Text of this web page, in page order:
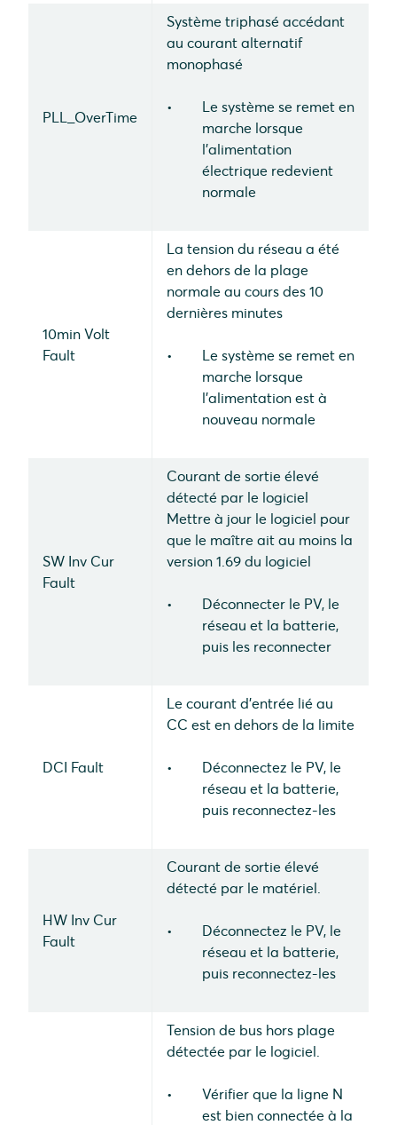
PLL_OverTime
Système triphasé accédant
au courant alternatif
monophasé
Le système se remet en
marche lorsque
l'alimentation
électrique redevient
normale
10min Volt
Fault
La tension du réseau a été
en dehors de la plage
normale au cours des 10
dernières minutes
Le système se remet en
marche lorsque
l'alimentation est à
nouveau normale
SW Inv Cur
Fault
Courant de sortie élevé
détecté par le logiciel
Mettre à jour le logiciel pour
que le maître ait au moins la
version 1.69 du logiciel
Déconnecter le PV, le
réseau et la batterie,
puis les reconnecter
DCI Fault
Le courant d'entrée lié au
CC est en dehors de la limite
Déconnectez le PV, le
réseau et la batterie,
puis reconnectez-les
HW Inv Cur
Fault
Courant de sortie élevé
détecté par le matériel.
Déconnectez le PV, le
réseau et la batterie,
puis reconnectez-les
Tension de bus hors plage
détectée par le logiciel.
Vérifier que la ligne N
est bien connectée à la